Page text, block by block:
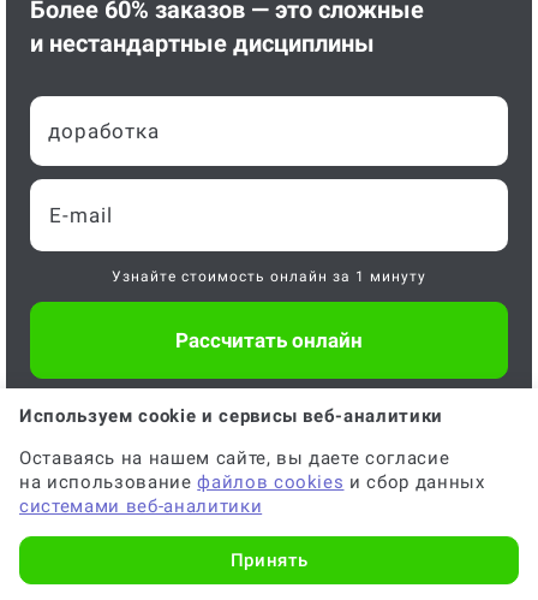
Более 60% заказов — это сложные
и нестандартные дисциплины
доработка
Узнайте стоимость онлайн за 1 минуту
Отправляя форму, вы соглашаетесь софертой
обработки персональных данных
и даёте
данных
Используем cookie и сервисы веб-аналитики
Оставаясь на нашем сайте, вы даете согласие
на использованиефайлов cookies и сбор данных
системами веб-аналитики
Принять